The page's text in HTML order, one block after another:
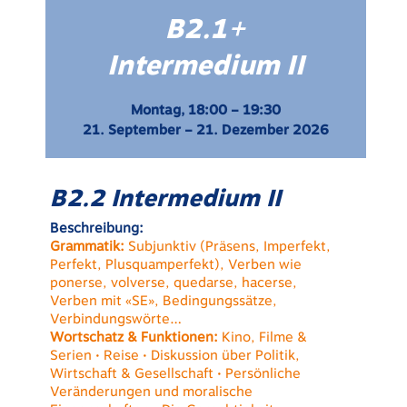
B2.1+
Intermedium II
Montag, 18:00 – 19:30
21. September – 21. Dezember 2026
B2.2 Intermedium II
Beschreibung:
Grammatik: Subjunktiv (Präsens, Imperfekt,
Perfekt, Plusquamperfekt), Verben wie
ponerse, volverse, quedarse, hacerse,
Verben mit «SE», Bedingungssätze,
Verbindungswörte…
Wortschatz & Funktionen: Kino, Filme &
Serien • Reise • Diskussion über Politik,
Wirtschaft & Gesellschaft • Persönliche
Veränderungen und moralische